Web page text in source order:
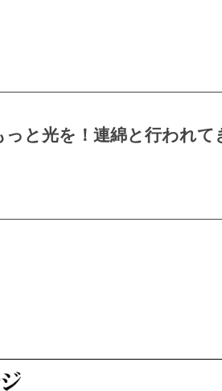
と光を！連綿と行われて